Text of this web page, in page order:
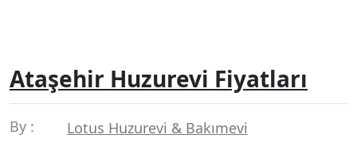
Ataşehir Huzurevi Fiyatları
By : Lotus Huzurevi & Bakımevi